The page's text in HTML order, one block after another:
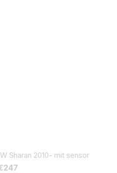
Sharan 2010- mit sensor